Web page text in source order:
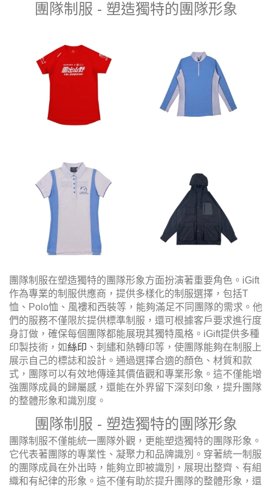
團隊制服 - 塑造獨特的團隊形象
團隊制服在塑造獨特的團隊形象方面扮演著重要角色。iGift
作為專業的制服供應商，提供多樣化的制服選擇，包括T
恤、Polo恤、風褸和西裝等，能夠滿足不同團隊的需求。他
們的服務不僅限於提供標準制服，還可根據客戶要求進行度
身訂做，確保每個團隊都能展現其獨特風格。iGift提供多種
印製技術，如絲印 、刺繡和熱轉印等，使團隊能夠在制服上
展示自己的標誌和設計。通過選擇合適的顏色、材質和款
式，團隊可以有效地傳達其價值觀和專業形象。這不僅能增
強團隊成員的歸屬感，還能在外界留下深刻印象，提升團隊
的整體形象和識別度。
團隊制服 - 塑造獨特的團隊形象
團隊制服不僅能統一團隊外觀，更能塑造獨特的團隊形象。
它代表著團隊的專業性、凝聚力和品牌識別。穿著統一制服
的團隊成員在外出時，能夠立即被識別，展現出整齊、有組
織和有紀律的形象。這不僅有助於提升團隊的整體形象，還